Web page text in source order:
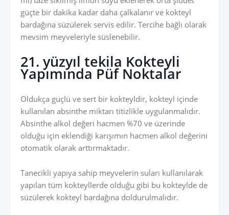
güçte bir dakika kadar daha çalkalanır ve kokteyl
bardağına süzülerek servis edilir. Tercihe bağlı olarak
mevsim meyveleriyle süslenebilir.
21. yüzyıl tekila Kokteyli
Yapımında Püf Noktalar
Oldukça güçlü ve sert bir kokteyldir, kokteyl içinde
kullanılan absinthe miktarı titizlikle uygulanmalıdır.
Absinthe alkol değeri hacmen %70 ve üzerinde
olduğu için eklendiği karışımın hacmen alkol değerini
otomatik olarak arttırmaktadır.
Tanecikli yapıya sahip meyvelerin suları kullanılarak
yapılan tüm kokteyllerde olduğu gibi bu kokteylde de
süzülerek kokteyl bardağına doldurulmalıdır.